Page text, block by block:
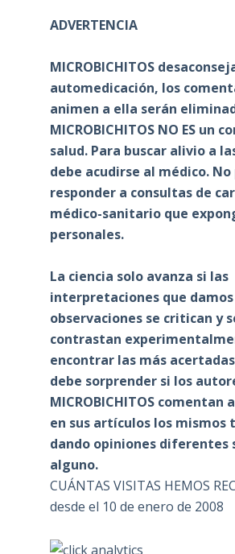
ADVERTENCIA
MICROBICHITOS
automedicación, los
animen a ella serán
MICROBICHITOS NO ES un
salud. Para buscar alivio a
debe acudirse al médico.
responder a consultas de
médico-sanitario que
personales.
La ciencia solo avanza si las
interpretaciones que damos
observaciones se critican y
contrastan
encontrar las más
debe sorprender si los
MICROBICHITOS comentan
en sus artículos los mismos
dando opiniones diferentes
alguno.
CUÁNTAS VISITAS HEMOS
desde el 10 de enero de 2008